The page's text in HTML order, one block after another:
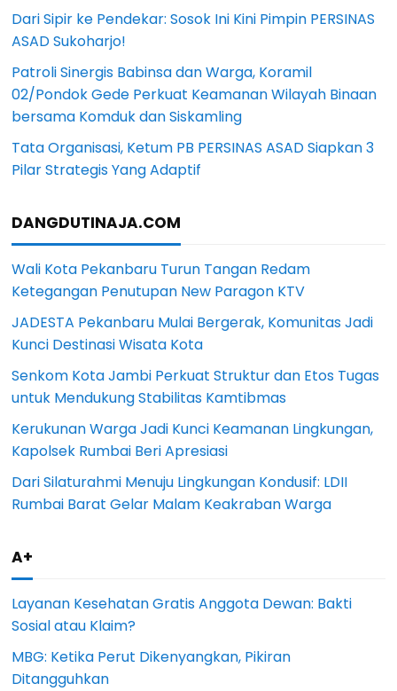
Dari Sipir ke Pendekar: Sosok Ini Kini Pimpin PERSINAS
ASAD Sukoharjo!
Patroli Sinergis Babinsa dan Warga, Koramil
02/Pondok Gede Perkuat Keamanan Wilayah Binaan
bersama Komduk dan Siskamling
Tata Organisasi, Ketum PB PERSINAS ASAD Siapkan 3
Pilar Strategis Yang Adaptif
DANGDUTINAJA.COM
Wali Kota Pekanbaru Turun Tangan Redam
Ketegangan Penutupan New Paragon KTV
JADESTA Pekanbaru Mulai Bergerak, Komunitas Jadi
Kunci Destinasi Wisata Kota
Senkom Kota Jambi Perkuat Struktur dan Etos Tugas
untuk Mendukung Stabilitas Kamtibmas
Kerukunan Warga Jadi Kunci Keamanan Lingkungan,
Kapolsek Rumbai Beri Apresiasi
Dari Silaturahmi Menuju Lingkungan Kondusif: LDII
Rumbai Barat Gelar Malam Keakraban Warga
A+
Layanan Kesehatan Gratis Anggota Dewan: Bakti
Sosial atau Klaim?
MBG: Ketika Perut Dikenyangkan, Pikiran
Ditangguhkan